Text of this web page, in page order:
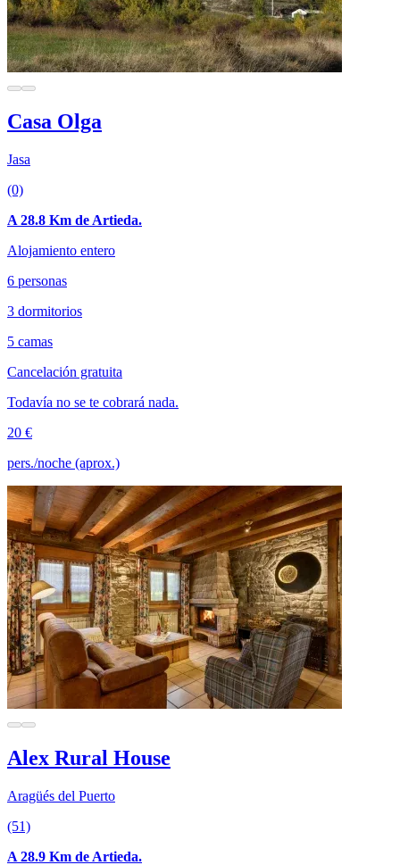
Casa Olga
Jasa
(0)
A 28.8 Km de Artieda.
Alojamiento entero
6 personas
3 dormitorios
5 camas
Cancelación gratuita
Todavía no se te cobrará nada.
20 €
pers./noche (aprox.)
Alex Rural House
Aragüés del Puerto
(51)
A 28.9 Km de Artieda.